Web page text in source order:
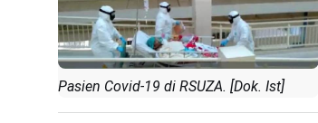
Pasien Covid-19 di RSUZA. [Dok. Ist]